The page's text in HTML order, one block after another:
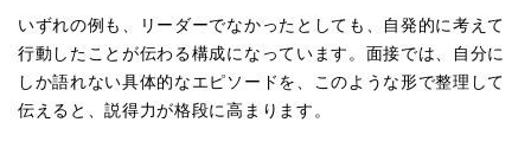
いずれの例も、リーダーでなかったとしても、自発的に考えて
行動したことが伝わる構成になっています。面接では、自分に
しか語れない具体的なエピソードを、このような形で整理して
伝えると、説得力が格段に高まります。